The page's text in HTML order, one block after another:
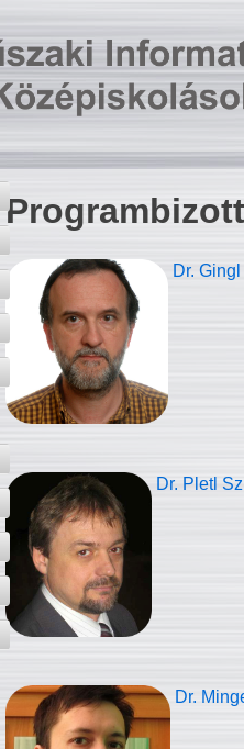
Dr.
Dr. Pletl
Dr.